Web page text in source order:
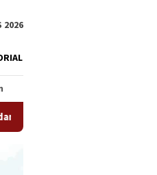
2026
Akhir Pekan